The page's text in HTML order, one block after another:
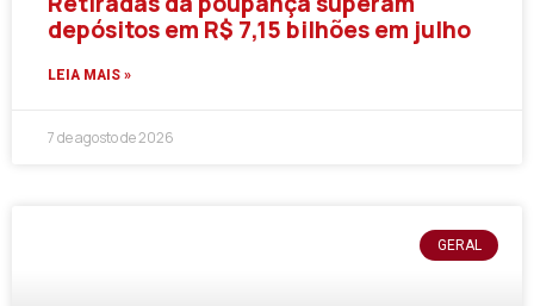
depósitos em R$ 7,15 bilhões em julho
LEIA MAIS »
7 de agosto de 2026
GERAL